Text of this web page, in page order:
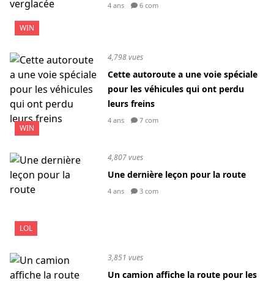
WIN
4 ans 6 com
WIN
4,798 vues
Cette autoroute a une voie spéciale
pour les véhicules qui ont perdu
leurs freins
4 ans 7 com
LOL
4,807 vues
Une dernière leçon pour la route
4 ans 3 com
3,851 vues
Un camion affiche la route pour les